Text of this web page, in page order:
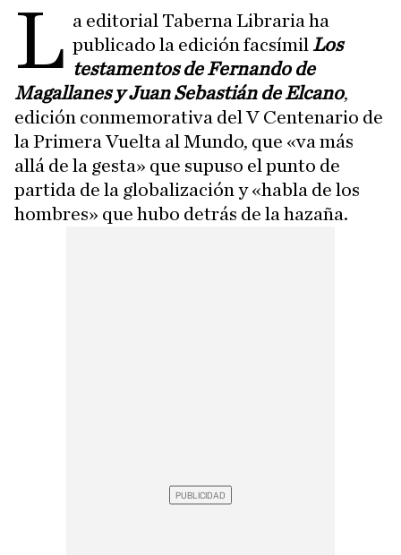
L a editorial Taberna Libraria ha
publicado la edición facsímil Los
testamentos de Fernando de
Magallanes y Juan Sebastián de Elcano,
edición conmemorativa del V Centenario de
la Primera Vuelta al Mundo, que «va más
allá de la gesta» que supuso el punto de
partida de la globalización y «habla de los
hombres» que hubo detrás de la hazaña.